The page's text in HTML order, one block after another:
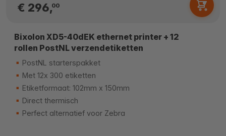
€ 296,00
Bixolon XD5-40dEK ethernet printer + 12
rollen PostNL verzendetiketten
PostNL starterspakket
Met 12x 300 etiketten
Etiketformaat: 102mm x 150mm
Direct thermisch
Perfect alternatief voor Zebra